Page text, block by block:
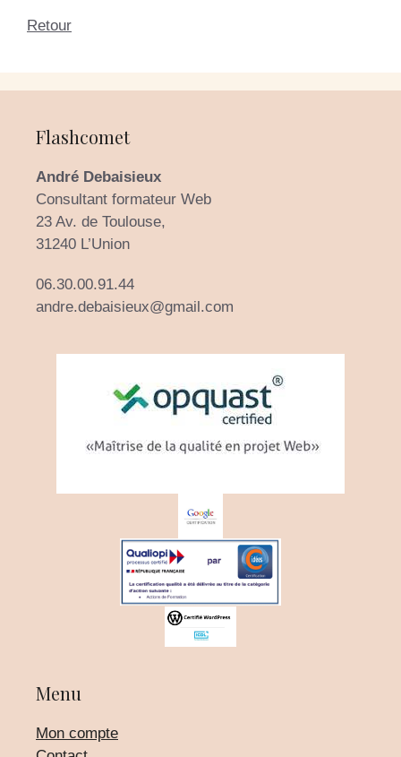
Retour
Flashcomet
André Debaisieux
Consultant formateur Web
23 Av. de Toulouse,
31240 L’Union
06.30.00.91.44
andre.debaisieux@gmail.com
Menu
Mon compte